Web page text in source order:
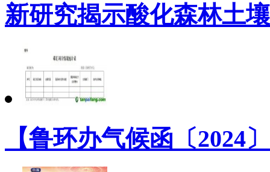
新研究揭示酸化森林土
【鲁环办气候函〔2024